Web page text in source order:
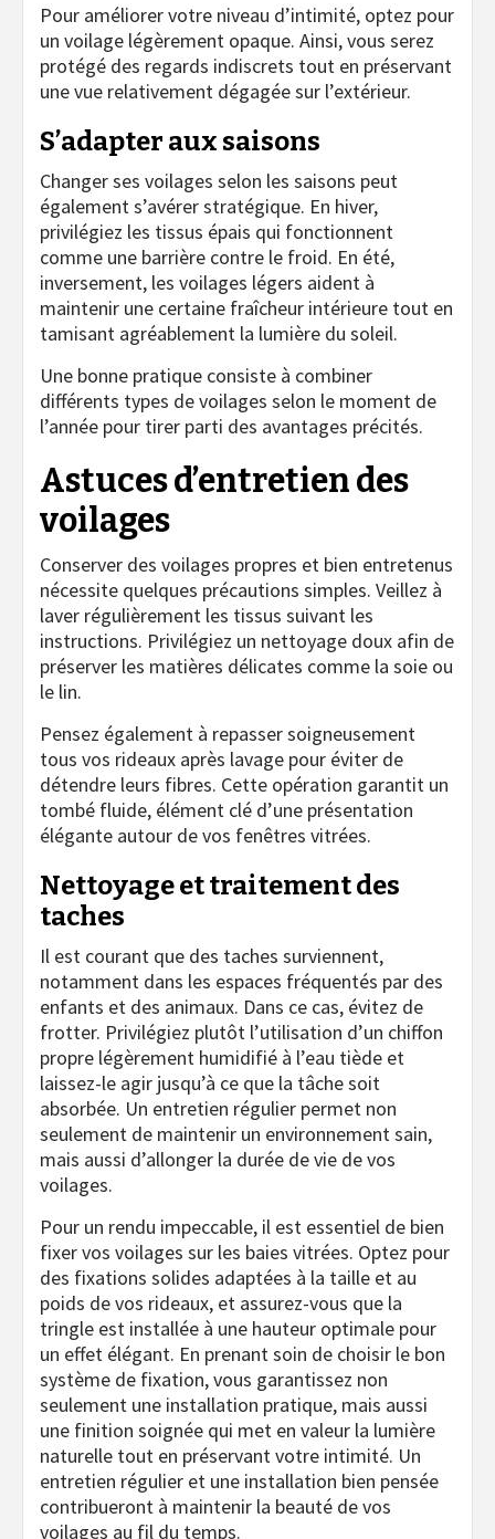
Pour améliorer votre niveau d’intimité, optez pour
un voilage légèrement opaque. Ainsi, vous serez
protégé des regards indiscrets tout en préservant
une vue relativement dégagée sur l’extérieur.
S’adapter aux saisons
Changer ses voilages selon les saisons peut
également s’avérer stratégique. En hiver,
privilégiez les tissus épais qui fonctionnent
comme une barrière contre le froid. En été,
inversement, les voilages légers aident à
maintenir une certaine fraîcheur intérieure tout en
tamisant agréablement la lumière du soleil.
Une bonne pratique consiste à combiner
différents types de voilages selon le moment de
l’année pour tirer parti des avantages précités.
Astuces d’entretien des
voilages
Conserver des voilages propres et bien entretenus
nécessite quelques précautions simples. Veillez à
laver régulièrement les tissus suivant les
instructions. Privilégiez un nettoyage doux afin de
préserver les matières délicates comme la soie ou
le lin.
Pensez également à repasser soigneusement
tous vos rideaux après lavage pour éviter de
détendre leurs fibres. Cette opération garantit un
tombé fluide, élément clé d’une présentation
élégante autour de vos fenêtres vitrées.
Nettoyage et traitement des
taches
Il est courant que des taches surviennent,
notamment dans les espaces fréquentés par des
enfants et des animaux. Dans ce cas, évitez de
frotter. Privilégiez plutôt l’utilisation d’un chiffon
propre légèrement humidifié à l’eau tiède et
laissez-le agir jusqu’à ce que la tâche soit
absorbée. Un entretien régulier permet non
seulement de maintenir un environnement sain,
mais aussi d’allonger la durée de vie de vos
voilages.
Pour un rendu impeccable, il est essentiel de bien
fixer vos voilages sur les baies vitrées. Optez pour
des fixations solides adaptées à la taille et au
poids de vos rideaux, et assurez-vous que la
tringle est installée à une hauteur optimale pour
un effet élégant. En prenant soin de choisir le bon
système de fixation, vous garantissez non
seulement une installation pratique, mais aussi
une finition soignée qui met en valeur la lumière
naturelle tout en préservant votre intimité. Un
entretien régulier et une installation bien pensée
contribueront à maintenir la beauté de vos
voilages au fil du temps.